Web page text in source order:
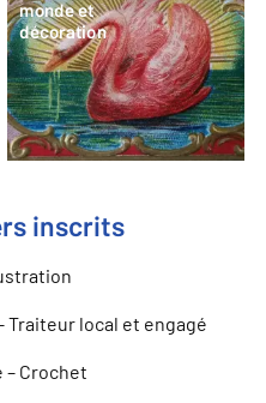
monde et
décoration
inscrits
Traiteur local et engagé
– Crochet